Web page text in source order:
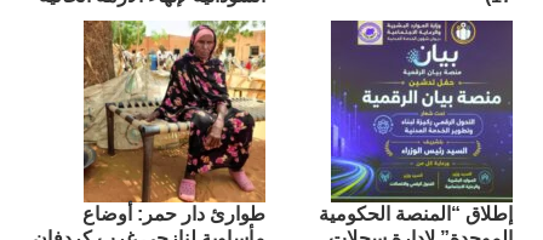
إطلاق “المنصة الحكومية
طوارئ دار حمر: أوضاع